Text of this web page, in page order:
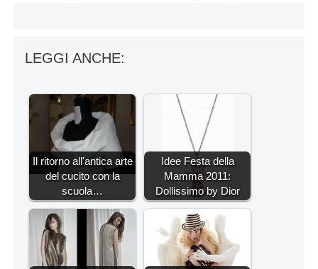
LEGGI ANCHE:
Il ritorno all'antica arte
del cucito con la
scuola…
Idee Festa della
Mamma 2011:
Dollissimo by Dior